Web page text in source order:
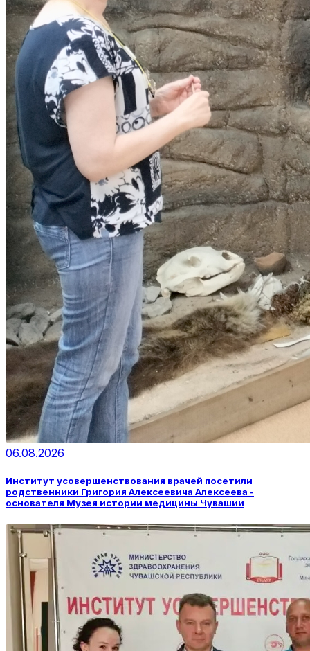
06.08.2026
Институт усовершенствования врачей посетили
родственники Григория Алексеевича Алексеева -
основателя Музея истории медицины Чувашии